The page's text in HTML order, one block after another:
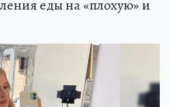
еды на «плохую» и